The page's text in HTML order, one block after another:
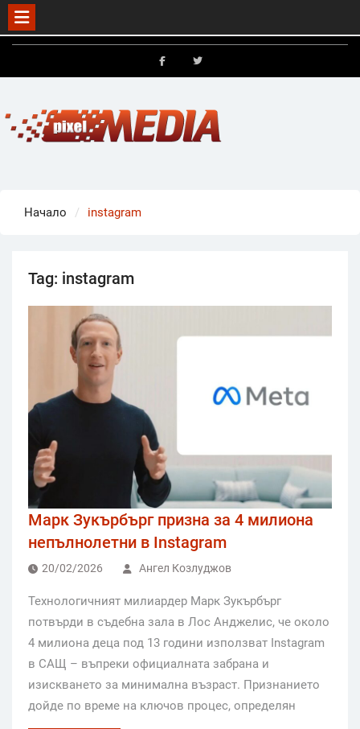
Skip
Начало instagram
Tag: instagram
Марк Зукърбърг призна за 4 милиона
непълнолетни в Instagram
20/02/2026 Ангел Козлуджов
Технологичният милиардер Марк Зукърбърг
потвърди в съдебна зала в Лос Анджелис, че около
4 милиона деца под 13 години използват Instagram
в САЩ – въпреки официалната забрана и
изискването за минимална възраст. Признанието
дойде по време на ключов процес, определян